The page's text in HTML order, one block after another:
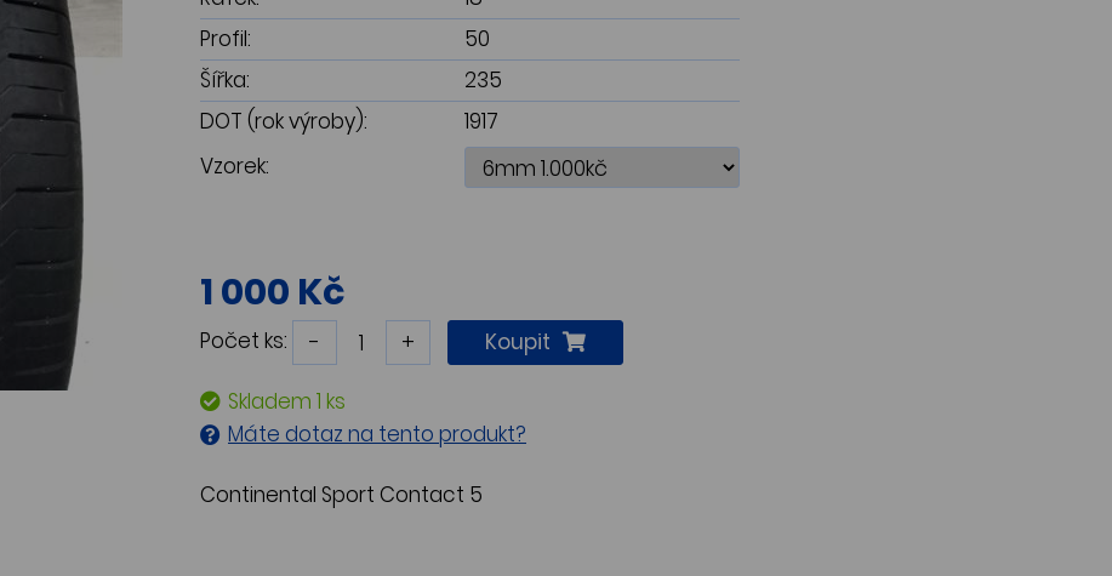
Profil:
50
Šířka:
235
DOT (rok výroby):
1917
Vzorek:
1 000 Kč
Počet ks: - + Koupit
Skladem 1 ks
Máte dotaz na tento produkt?
Continental Sport Contact 5